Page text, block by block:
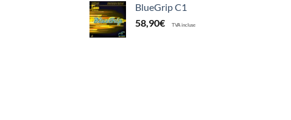
BlueGrip C1
58,90€ TVA incluse